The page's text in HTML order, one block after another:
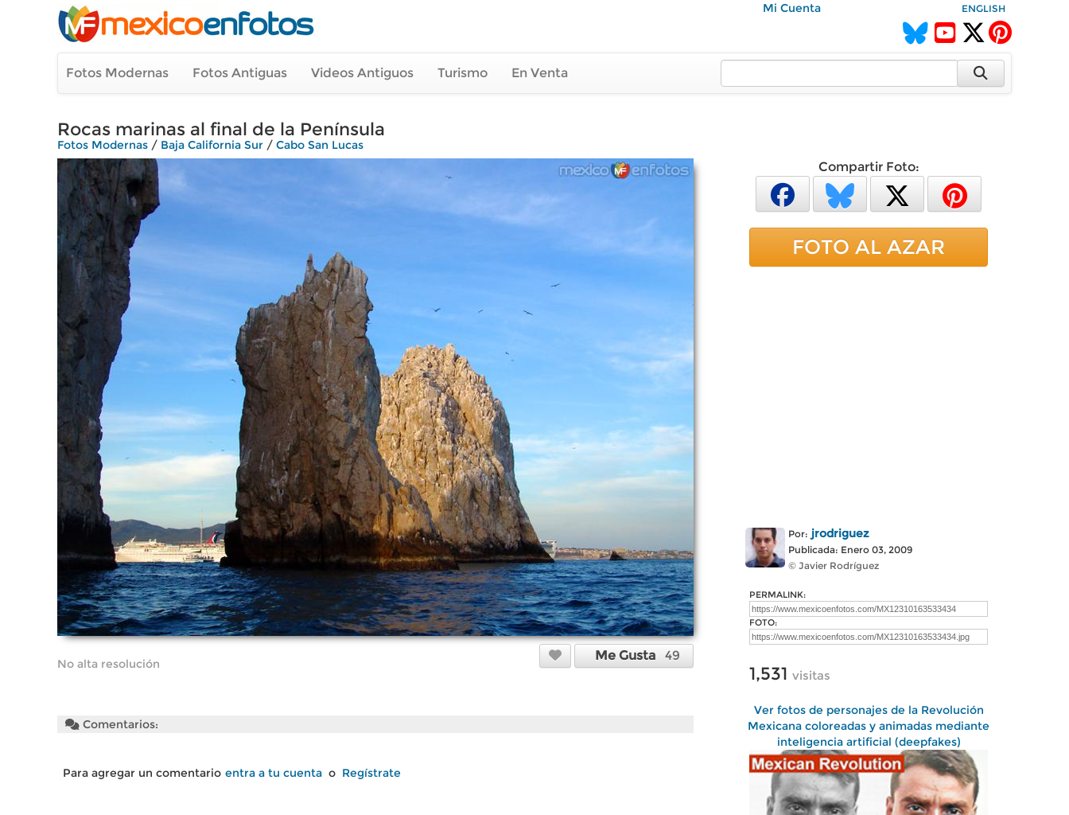
Mi Cuenta ENGLISH
Fotos Modernas Fotos Antiguas Videos Antiguos Turismo En Venta
Rocas marinas al final de la Península
Fotos Modernas / Baja California Sur / Cabo San Lucas
No alta resolución
Me Gusta 49
Comentarios:
Para agregar un comentario entra a tu cuenta o Regístrate
Compartir Foto:
FOTO AL AZAR
Por: jrodriguez
Publicada: Enero 03, 2009
© Javier Rodríguez
PERMALINK:
FOTO:
1,531 visitas
Ver fotos de personajes de la Revolución
Mexicana coloreadas y animadas mediante
inteligencia artificial (deepfakes)